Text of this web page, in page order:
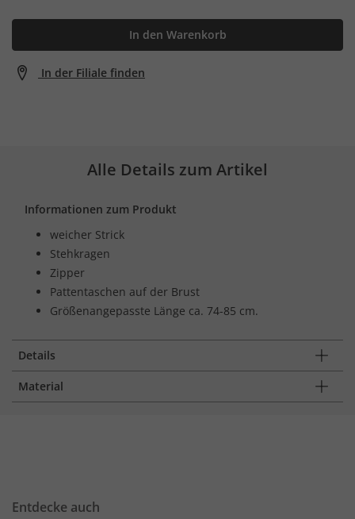
In den Warenkorb
In der Filiale finden
Alle Details zum Artikel
Informationen zum Produkt
weicher Strick
Stehkragen
Zipper
Pattentaschen auf der Brust
Größenangepasste Länge ca. 74-85 cm.
Details
Material
Entdecke auch